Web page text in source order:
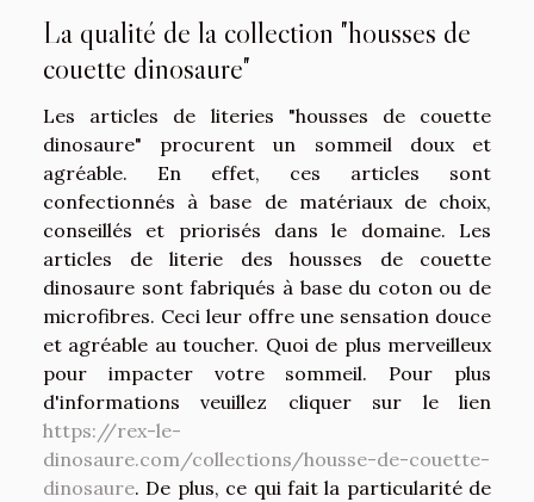
La qualité de la collection "housses de
couette dinosaure"
Les articles de literies "housses de couette
dinosaure" procurent un sommeil doux et
agréable. En effet, ces articles sont
confectionnés à base de matériaux de choix,
conseillés et priorisés dans le domaine. Les
articles de literie des housses de couette
dinosaure sont fabriqués à base du coton ou de
microfibres. Ceci leur offre une sensation douce
et agréable au toucher. Quoi de plus merveilleux
pour impacter votre sommeil. Pour plus
d'informations veuillez cliquer sur le lien
https://rex-le-
dinosaure.com/collections/housse-de-couette-
dinosaure. De plus, ce qui fait la particularité de